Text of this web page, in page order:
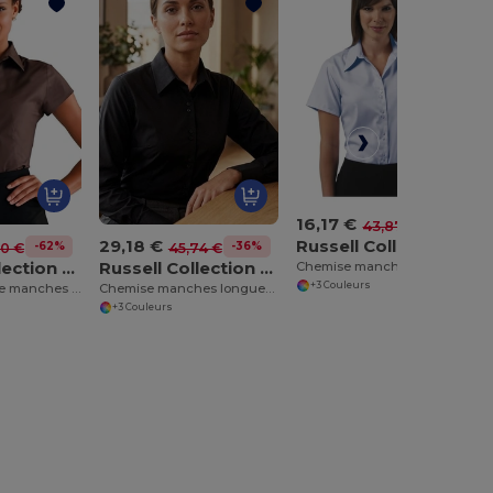
€ -62%
Russell Collection J947F
Chemise ajustée manches courtes facile d’entretien pour femme
29,18 € 45,74 € -36%
Russell Collection J956F
Chemise manches longues sans repassage pour femme
+3 Couleurs
16,17 € 43,87 €
+3 Couleurs